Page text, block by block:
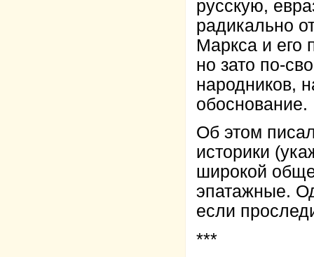
русскую,
радикально
Маркса и его
но зато по-
народников,
обоснование.
Об этом
историки
широкой
эпатажные.
если
***